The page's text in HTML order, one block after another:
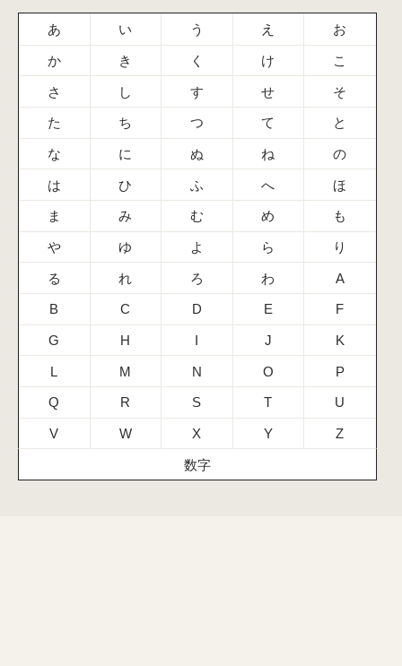
あ い う え お
か き く け こ
さ し す せ そ
た ち つ て と
な に ぬ ね の
は ひ ふ へ ほ
ま み む め も
や ゆ よ ら り
る れ ろ わ A
B C D E F
G H I J K
L M N O P
Q R S T U
V W X Y Z
数字